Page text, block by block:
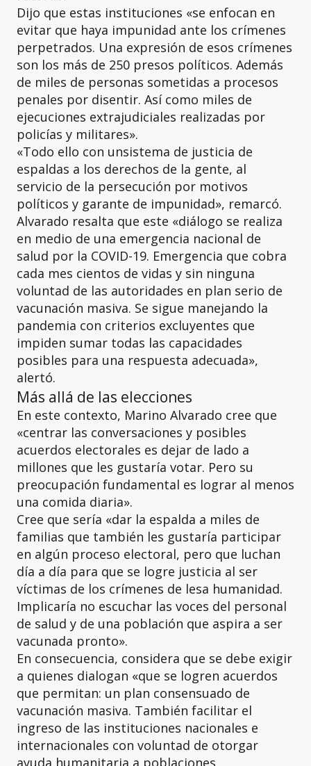
Dijo que estas instituciones «se enfocan en
evitar que haya impunidad ante los crímenes
perpetrados. Una expresión de esos crímenes
son los más de 250 presos políticos. Además
de miles de personas sometidas a procesos
penales por disentir. Así como miles de
ejecuciones extrajudiciales realizadas por
policías y militares».
«Todo ello con unsistema de justicia de
espaldas a los derechos de la gente, al
servicio de la persecución por motivos
políticos y garante de impunidad», remarcó.
Alvarado resalta que este «diálogo se realiza
en medio de una emergencia nacional de
salud por la COVID-19. Emergencia que cobra
cada mes cientos de vidas y sin ninguna
voluntad de las autoridades en plan serio de
vacunación masiva. Se sigue manejando la
pandemia con criterios excluyentes que
impiden sumar todas las capacidades
posibles para una respuesta adecuada»,
alertó.
Más allá de las elecciones
En este contexto, Marino Alvarado cree que
«centrar las conversaciones y posibles
acuerdos electorales es dejar de lado a
millones que les gustaría votar. Pero su
preocupación fundamental es lograr al menos
una comida diaria».
Cree que sería «dar la espalda a miles de
familias que también les gustaría participar
en algún proceso electoral, pero que luchan
día a día para que se logre justicia al ser
víctimas de los crímenes de lesa humanidad.
Implicaría no escuchar las voces del personal
de salud y de una población que aspira a ser
vacunada pronto».
En consecuencia, considera que se debe exigir
a quienes dialogan «que se logren acuerdos
que permitan: un plan consensuado de
vacunación masiva. También facilitar el
ingreso de las instituciones nacionales e
internacionales con voluntad de otorgar
ayuda humanitaria a poblaciones